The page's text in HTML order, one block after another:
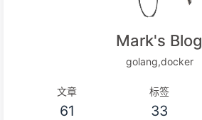
Mark's Blog
golang,docker
文章
61
标签
33